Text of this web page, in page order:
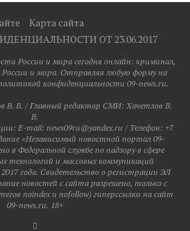
Карта сайта
ОТ 23.06.2017
России и мира сегодня онлайн: криминал,
и мира. Отправляя любую форму на
конфиденциальности 09-news.ru.
B. B. / Главный редактор СМИ: Хaчeтлoв B.
B.
E-mail: news09ru@yandex.ru / Телефон: +7
«Независимый новостной портал 09-
в Федеральной службе по надзору в сфере
технологий и массовых коммуникаций
года. Свидетельство о регистрации ЭЛ
новостей с сайта разрешено, только с
noindex и nofollow) гиперссылки на сайт
09-news.ru. 18+